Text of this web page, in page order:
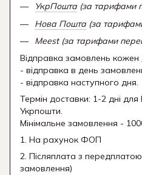
УкрПошта (за тарифами
Нова Пошта (за
Meest (за тарифами
Відправка замовлень
- відправка в день
- відправка наступного дня.
Термін доставки: 1-2 дні
Укрпошти.
Мінімальне замовлення -
1. На рахунок ФОП
2. Післяплата з
замовлення)